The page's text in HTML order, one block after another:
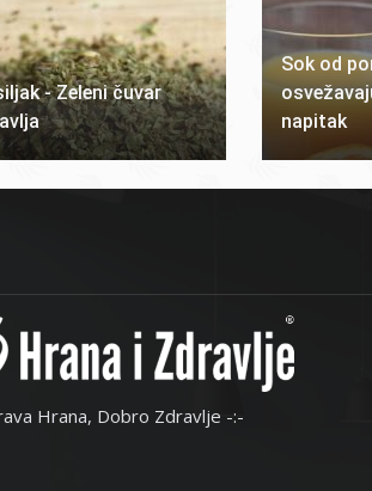
- Zeleni čuvar
Sok od
napitak
Hrana, Dobro Zdravlje -:-